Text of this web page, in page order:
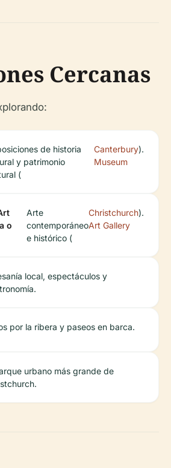
Cercanas
de historia
y patrimonio
(
Canterbury
Museum
).
o
Arte
contemporáneo
e histórico (
Christchurch
Art Gallery
).
local, espectáculos y
por la ribera y paseos en barca.
urbano más grande de